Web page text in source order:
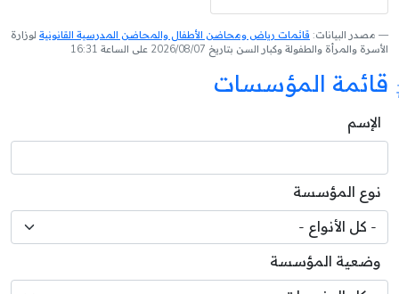
مصدر البيانات: قائمات رياض ومحاضن الأطفال والمحاضن المدرسية القانونية لوزارة
الأسرة والمرأة والطفولة وكبار السن بتاريخ 2026/08/07 على الساعة 16:31
قائمة المؤسسات
الإسم
نوع المؤسسة
وضعية المؤسسة